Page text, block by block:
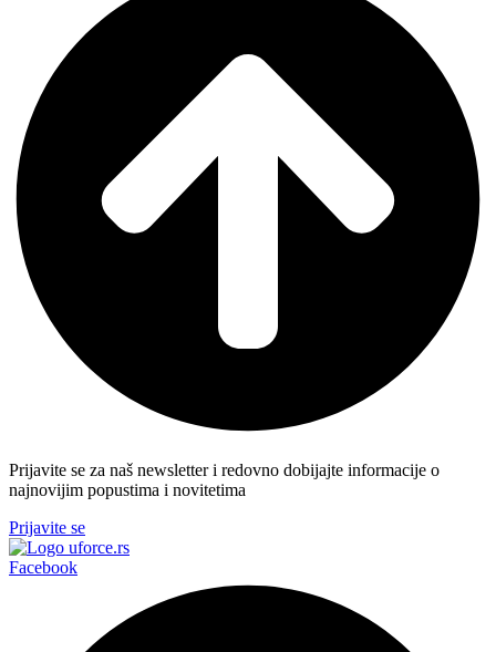
Prijavite se za naš newsletter i redovno dobijajte informacije o
najnovijim popustima i novitetima
Prijavite se
Facebook